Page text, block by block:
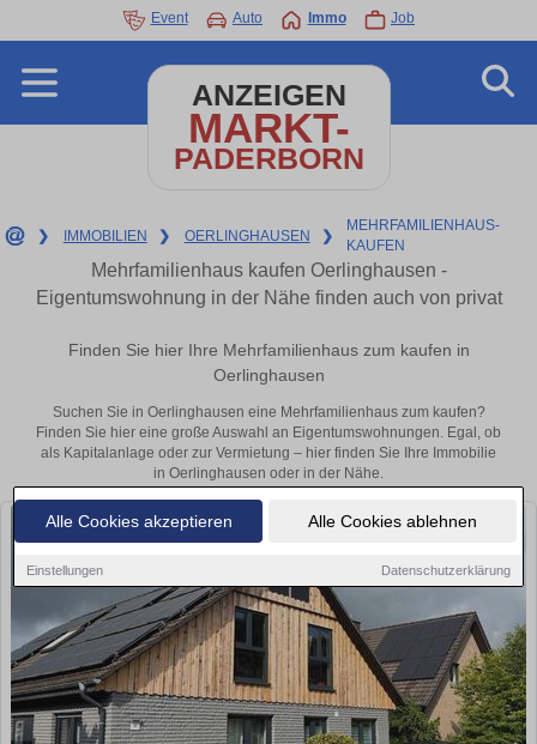
Alle Cookies akzeptieren Alle Cookies ablehnen
Einstellungen Datenschutzerklärung
Event Auto Immo Job
ANZEIGEN
MARKT-
PADERBORN
❯ IMMOBILIEN ❯ OERLINGHAUSEN ❯
MEHRFAMILIENHAUS-
KAUFEN
Mehrfamilienhaus kaufen Oerlinghausen -
Eigentumswohnung in der Nähe finden auch von privat
Finden Sie hier Ihre Mehrfamilienhaus zum kaufen in
Oerlinghausen
Suchen Sie in Oerlinghausen eine Mehrfamilienhaus zum kaufen?
Finden Sie hier eine große Auswahl an Eigentumswohnungen. Egal, ob
als Kapitalanlage oder zur Vermietung – hier finden Sie Ihre Immobilie
in Oerlinghausen oder in der Nähe.